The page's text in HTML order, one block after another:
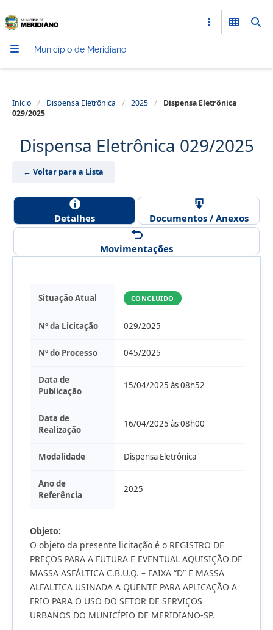
Município de Meridiano
Início / Dispensa Eletrônica / 2025 /
Dispensa Eletrônica
029/2025
Dispensa Eletrônica 029/2025
← Voltar para a Lista
Detalhes Documentos / Anexos
Movimentações
Situação Atual CONCLUIDO
Nº da Licitação 029/2025
Nº do Processo 045/2025
Data de
Publicação
15/04/2025 às 08h52
Data de
Realização
16/04/2025 às 08h00
Modalidade Dispensa Eletrônica
Ano de
Referência
2025
Objeto:
O objeto da presente licitação é o REGISTRO DE
PREÇOS PARA A FUTURA E EVENTUAL AQUISIÇÃO DE
MASSA ASFÁLTICA C.B.U.Q. – FAIXA “D” E MASSA
ALFALTICA USINADA A QUENTE PARA APLICAÇÃO A
FRIO PARA O USO DO SETOR DE SERVIÇOS
URBANOS DO MUNICÍPIO DE MERIDIANO-SP.